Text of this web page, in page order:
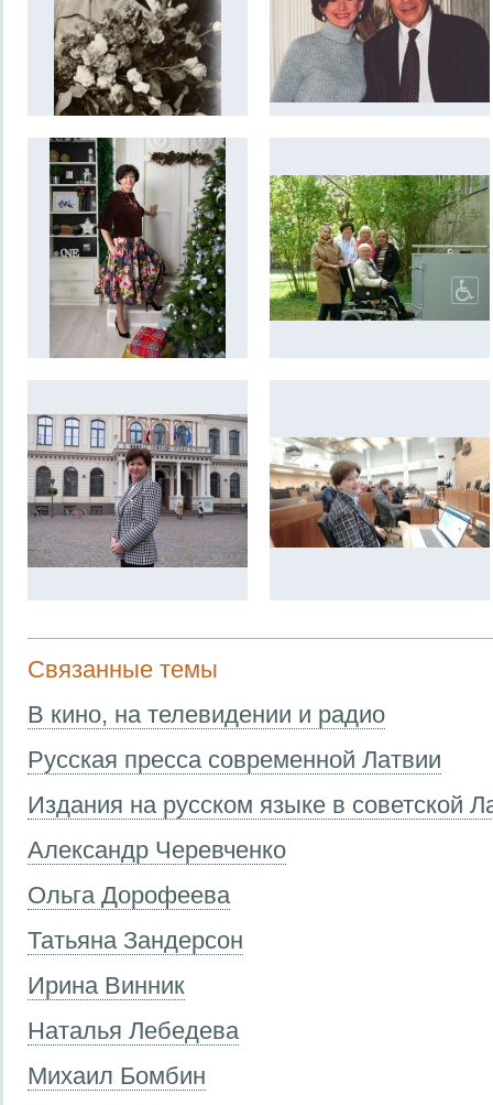
Связанные темы
В кино, на телевидении и радио
Русская пресса современной Латвии
Издания на русском языке в советской
Александр Черевченко
Ольга Дорофеева
Татьяна Зандерсон
Ирина Винник
Наталья Лебедева
Михаил Бомбин